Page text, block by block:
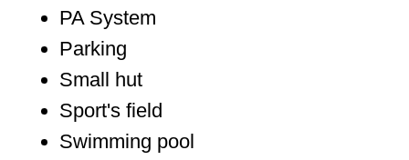
PA System
Parking
Small hut
Sport's field
Swimming pool